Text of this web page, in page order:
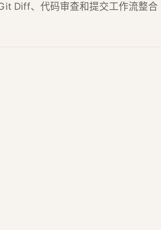
Diff、代码审查和提交工作流整合